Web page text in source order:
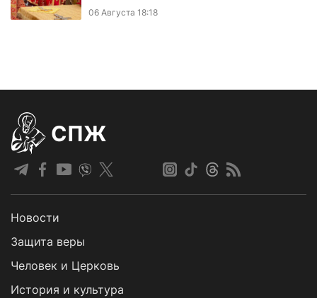
06 Августа 18:18
СПЖ
Новости
Защита веры
Человек и Церковь
История и культура